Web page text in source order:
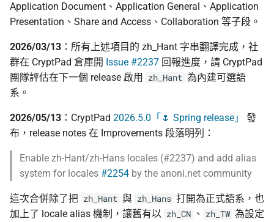
Application Document、Application General、Application
Presentation、Share and Access、Collaboration 等子段。
2026/03/13 ：所有上述項目的 zh_Hant 字串翻譯完成，社
群在 CryptPad 倉庫開 Issue #2237 回報進度，請 CryptPad
團隊評估在下一個 release 啟用
zh_Hant 為內建可選語
系。
2026/05/13 ：CryptPad 2026.5.0「🌷 Spring release」
發
布，release notes 在 Improvements 段落明列：
Enable zh-Hant/zh-Hans locales (#2237) and add alias
system for locales #2254 by the anoni.net community
這次合併除了把 zh_Hant 與 zh_Hans 打開為正式語系，也
加上了 locale alias 機制，讓舊有以 zh_CN 、 zh_TW 為設定